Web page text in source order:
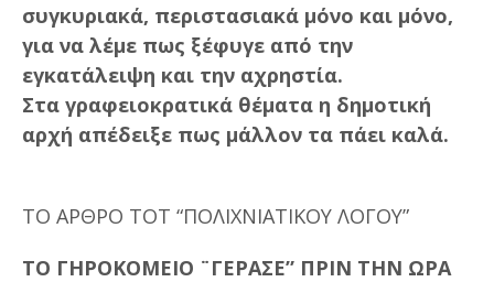
συγκυριακά, περιστασιακά μόνο και μόνο,
για να λέμε πως ξέφυγε από την
εγκατάλειψη και την αχρηστία.
Στα γραφειοκρατικά θέματα η δημοτική
αρχή απέδειξε πως μάλλον τα πάει καλά.
ΤΟ ΑΡΘΡΟ ΤΟΤ “ΠΟΛΙΧΝΙΑΤΙΚΟΥ ΛΟΓΟΥ”
ΤΟ ΓΗΡΟΚΟΜΕΙΟ ¨ΓΕΡΑΣΕ” ΠΡΙΝ ΤΗΝ ΩΡΑ